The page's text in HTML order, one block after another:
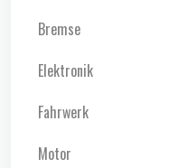
Bremse
Elektronik
Fahrwerk
Motor